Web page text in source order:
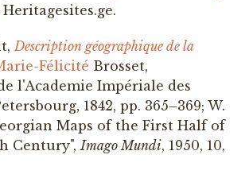
Heritagesites.ge.
Description géographique de la
Félicité Brosset,
l'Academie Impériale des
1842, pp. 365–369; W.
Maps of the First Half of
Century", Imago Mundi, 1950, 10,